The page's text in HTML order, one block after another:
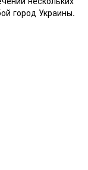
город Украины.